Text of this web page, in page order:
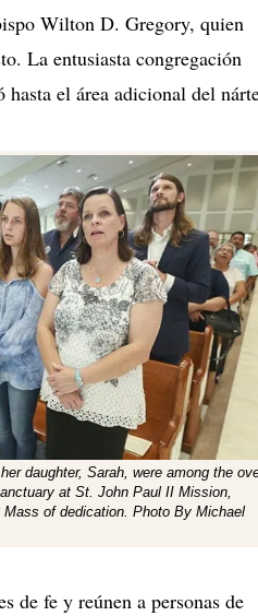
Wilton D. Gregory, quien
La entusiasta congregación
hasta el área adicional del
daughter, Sarah, were among the
at St. John Paul II Mission,
of dedication. Photo By Michael
de fe y reúnen a personas de